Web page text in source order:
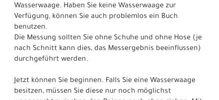
Wasserwaage. Haben Sie keine Wasserwaage zur
Verfügung, können Sie auch problemlos ein Buch
benutzen.
Die Messung sollten Sie ohne Schuhe und ohne Hose (je
nach Schnitt kann dies, das Messergebnis beeinflussen)
durchgeführt werden.
Jetzt können Sie beginnen. Falls Sie eine Wasserwaage
besitzen, müssen Sie diese nur noch möglichst